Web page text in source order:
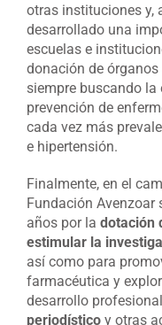
otras instituciones y,
desarrollado una
escuelas e
donación de
siempre buscando
prevención de
cada vez más
e hipertensión.
Finalmente, en el
Fundación Avenzoar
años por la dotación
estimular la
así como para
farmacéutica y
desarrollo
periodísticoy otras